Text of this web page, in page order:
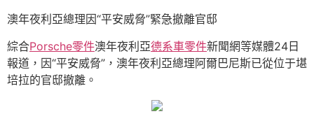
澳年夜利亞總理因“平安威脅”緊急撤離官邸
綜合Porsche零件澳年夜利亞德系車零件新聞網等媒體24日
報道，因“平安威脅”，澳年夜利亞總理阿爾巴尼斯已從位于堪
培拉的官邸撤離。